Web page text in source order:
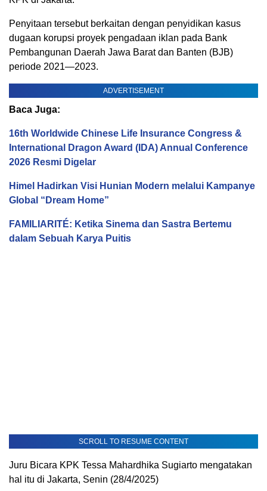
Penyitaan tersebut berkaitan dengan penyidikan kasus
dugaan korupsi proyek pengadaan iklan pada Bank
Pembangunan Daerah Jawa Barat dan Banten (BJB)
periode 2021—2023.
ADVERTISEMENT
Baca Juga:
16th Worldwide Chinese Life Insurance Congress &
International Dragon Award (IDA) Annual Conference
2026 Resmi Digelar
Himel Hadirkan Visi Hunian Modern melalui Kampanye
Global “Dream Home”
FAMILIARITÉ: Ketika Sinema dan Sastra Bertemu
dalam Sebuah Karya Puitis
SCROLL TO RESUME CONTENT
Juru Bicara KPK Tessa Mahardhika Sugiarto mengatakan
hal itu di Jakarta, Senin (28/4/2025)